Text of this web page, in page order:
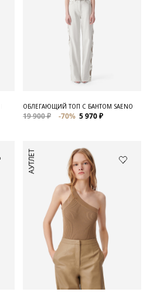
ОБЛЕГАЮЩИЙ ТОП С БАНТОМ SAENO
19 900 ₽ -70% 5 970 ₽
АУТЛЕТ